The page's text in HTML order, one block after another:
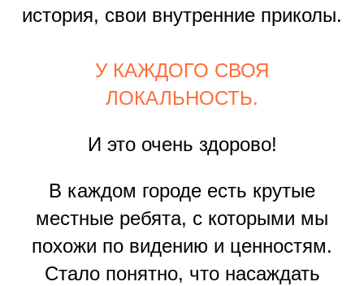
история, свои внутренние приколы.
У КАЖДОГО СВОЯ
ЛОКАЛЬНОСТЬ.
И это очень здорово!
В каждом городе есть крутые
местные ребята, с которыми мы
похожи по видению и ценностям.
Стало понятно, что насаждать